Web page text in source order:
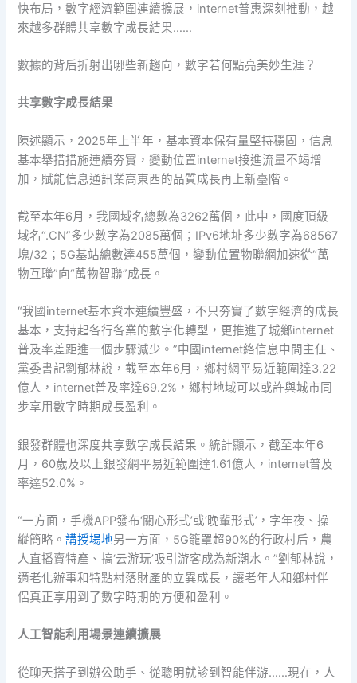
快布局，數字經濟範圍連續擴展，internet普惠深刻推動，越
來越多群體共享數字成長結果……
數據的背后折射出哪些新趨向，數字若何點亮美妙生涯？
共享數字成長結果
陳述顯示，2025年上半年，基本資本保有量堅持穩固，信息
基本舉措措施連續夯實，變動位置internet接進流量不竭增
加，賦能信息通訊業高東西的品質成長再上新臺階。
截至本年6月，我國域名總數為3262萬個，此中，國度頂級
域名“.CN”多少數字為2085萬個；IPv6地址多少數字為68567
塊/32；5G基站總數達455萬個，變動位置物聯網加速從“萬
物互聯”向“萬物智聯”成長。
“我國internet基本資本連續豐盛，不只夯實了數字經濟的成長
基本，支持起各行各業的數字化轉型，更推進了城鄉internet
普及率差距進一個步驟減少。”中國internet絡信息中間主任、
黨委書記劉郁林說，截至本年6月，鄉村網平易近範圍達3.22
億人，internet普及率達69.2%，鄉村地域可以或許與城市同
步享用數字時期成長盈利。
銀發群體也深度共享數字成長結果。統計顯示，截至本年6
月，60歲及以上銀發網平易近範圍達1.61億人，internet普及
率達52.0%。
“一方面，手機APP發布‘關心形式’或‘晚輩形式’，字年夜、操
縱簡略。講授場地另一方面，5G籠罩超90%的行政村后，農
人直播賣特產、搞‘云游玩’吸引游客成為新潮水。”劉郁林說，
適老化辦事和特點村落財產的立異成長，讓老年人和鄉村伴
侶真正享用到了數字時期的方便和盈利。
人工智能利用場景連續擴展
從聊天搭子到辦公助手、從聰明就診到智能伴游……現在，人